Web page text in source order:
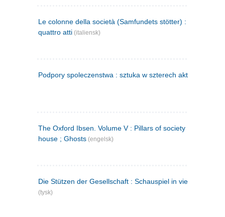
Le colonne della società (Samfundets stötter) : commedia
quattro atti (italiensk)
Podpory spoleczenstwa : sztuka w szterech aktach
The Oxford Ibsen. Volume V : Pillars of society ; A doll's
house ; Ghosts (engelsk)
Die Stützen der Gesellschaft : Schauspiel in vier Aufzügen
(tysk)